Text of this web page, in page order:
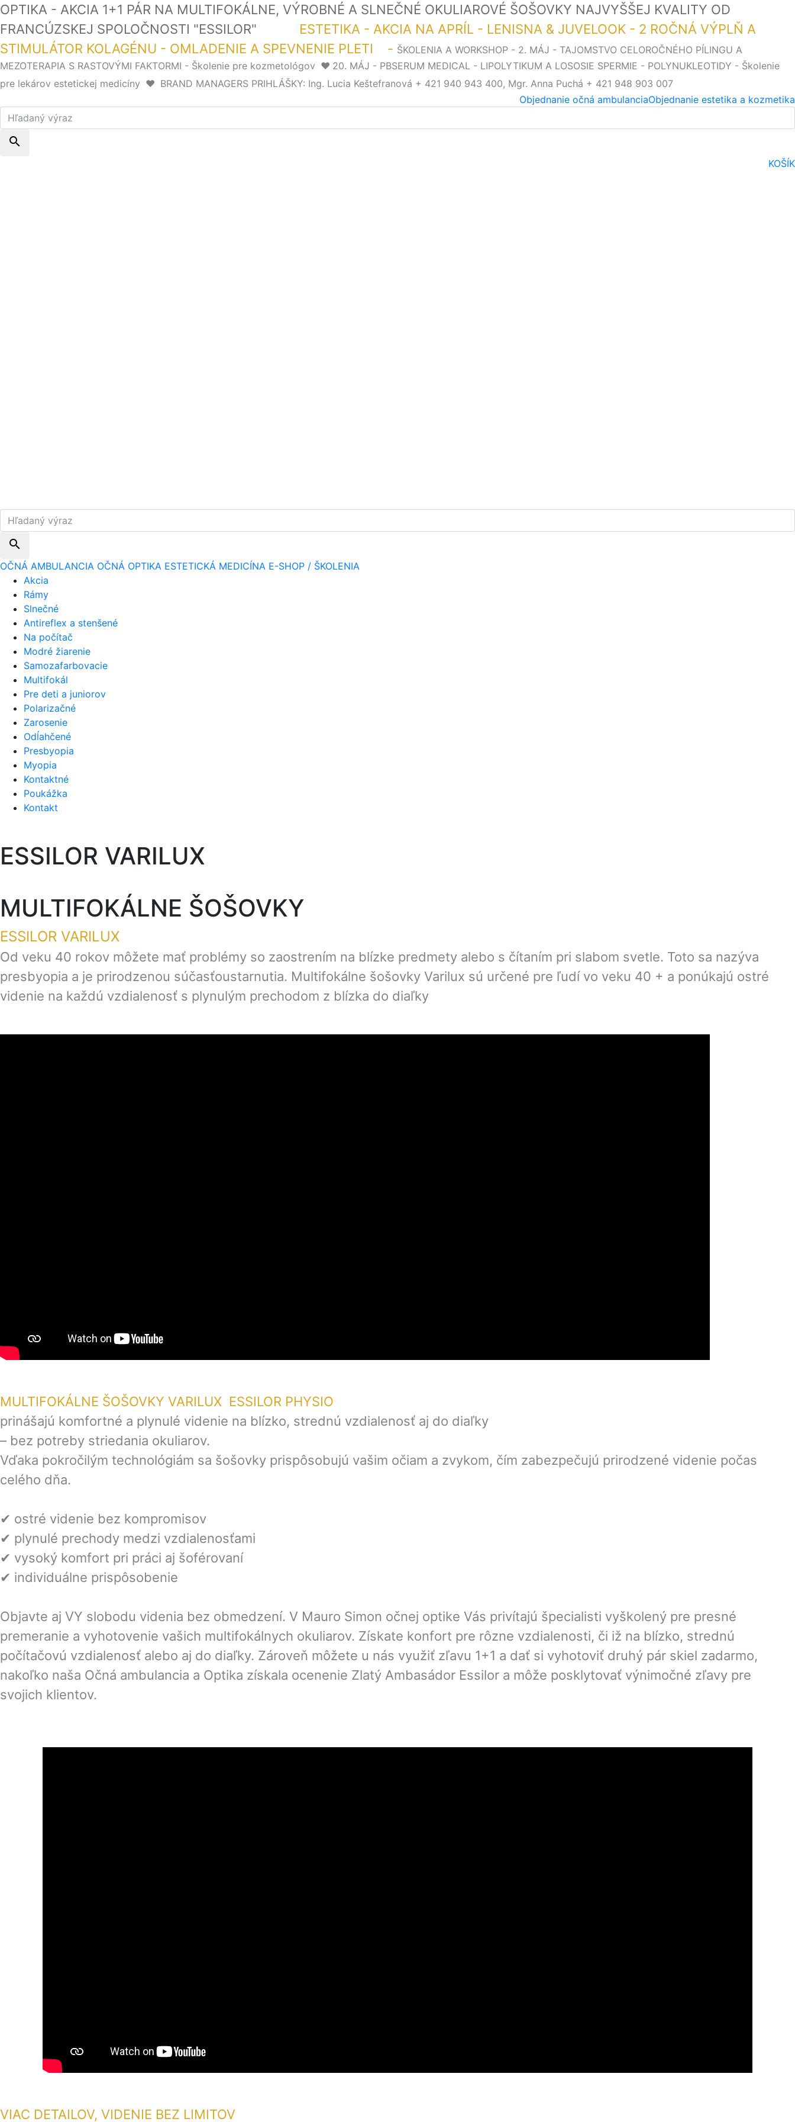
OPTIKA - AKCIA 1+1 PÁR NA MULTIFOKÁLNE, VÝROBNÉ A SLNEČNÉ OKULIAROVÉ ŠOŠOVKY NAJVYŠŠEJ KVALITY OD
FRANCÚZSKEJ SPOLOČNOSTI "ESSILOR" ESTETIKA - AKCIA NA APRÍL - LENISNA & JUVELOOK - 2 ROČNÁ VÝPLŇ A
STIMULÁTOR KOLAGÉNU - OMLADENIE A SPEVNENIE PLETI - ŠKOLENIA A WORKSHOP - 2. MÁJ - TAJOMSTVO CELOROČNÉHO PÍLINGU A
MEZOTERAPIA S RASTOVÝMI FAKTORMI - Školenie pre kozmetológov ❤️ 20. MÁJ - PBSERUM MEDICAL - LIPOLYTIKUM A LOSOSIE SPERMIE - POLYNUKLEOTIDY - Školenie
pre lekárov estetickej medicíny ❤️ BRAND MANAGERS PRIHLÁŠKY: Ing. Lucia Keštefranová + 421 940 943 400, Mgr. Anna Puchá + 421 948 903 007
Objednanie estetika a kozmetika
Objednanie očná ambulancia
search
KOŠÍK
search
OČNÁ AMBULANCIA OČNÁ OPTIKA ESTETICKÁ MEDICÍNA E-SHOP / ŠKOLENIA
Akcia
Rámy
Slnečné
Antireflex a stenšené
Na počítač
Modré žiarenie
Samozafarbovacie
Multifokál
Pre deti a juniorov
Polarizačné
Zarosenie
Odĺahčené
Presbyopia
Myopia
Kontaktné
Poukážka
Kontakt
ESSILOR VARILUX
MULTIFOKÁLNE ŠOŠOVKY
ESSILOR VARILUX
Od veku 40 rokov môžete mať problémy so zaostrením na blízke predmety alebo s čítaním pri slabom svetle. Toto sa nazýva
presbyopia a je prirodzenou súčasťoustarnutia. Multifokálne šošovky Varilux sú určené pre ľudí vo veku 40 + a ponúkajú ostré
videnie na každú vzdialenosť s plynulým prechodom z blízka do diaľky
MULTIFOKÁLNE ŠOŠOVKY VARILUX ESSILOR PHYSIO
prinášajú komfortné a plynulé videnie na blízko, strednú vzdialenosť aj do diaľky
– bez potreby striedania okuliarov.
Vďaka pokročilým technológiám sa šošovky prispôsobujú vašim očiam a zvykom, čím zabezpečujú prirodzené videnie počas
celého dňa.
✔ ostré videnie bez kompromisov
✔ plynulé prechody medzi vzdialenosťami
✔ vysoký komfort pri práci aj šoférovaní
✔ individuálne prispôsobenie
Objavte aj VY slobodu videnia bez obmedzení. V Mauro Simon očnej optike Vás privítajú špecialisti vyškolený pre presné
premeranie a vyhotovenie vašich multifokálnych okuliarov. Získate konfort pre rôzne vzdialenosti, či iž na blízko, strednú
počítačovú vzdialenosť alebo aj do diaľky. Zároveň môžete u nás využiť zľavu 1+1 a dať si vyhotoviť druhý pár skiel zadarmo,
nakoľko naša Očná ambulancia a Optika získala ocenenie Zlatý Ambasádor Essilor a môže posklytovať výnimočné zľavy pre
svojich klientov.
VIAC DETAILOV, VIDENIE BEZ LIMITOV